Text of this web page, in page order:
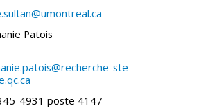
Patois
ste-
4931 poste 4147